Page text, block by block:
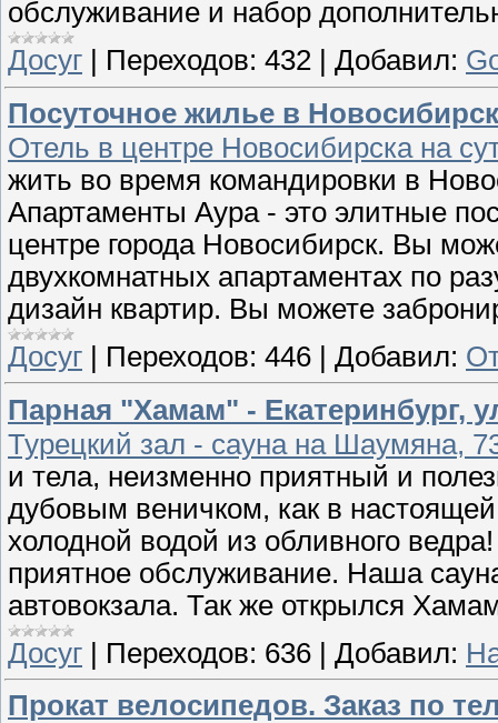
обслуживание и набор
Досуг
Переходов: 432 Добавил:
Посуточное жилье в
Отель в центре Новосибирска на
жить во время командировки в
Апартаменты Аура - это элитные
центре города Новосибирск. Вы
двухкомнатных апартаментах по
дизайн квартир. Вы можете
Досуг
Переходов: 446 Добавил:
Парная "Хамам" - Екатеринбург,
Турецкий зал - сауна на Шаумяна,
и тела, неизменно приятный и
дубовым веничком, как в
холодной водой из обливного
приятное обслуживание. Наша
автовокзала. Так же открылся
Досуг | Переходов: 636 | Добавил:
Прокат велосипедов. Заказ по